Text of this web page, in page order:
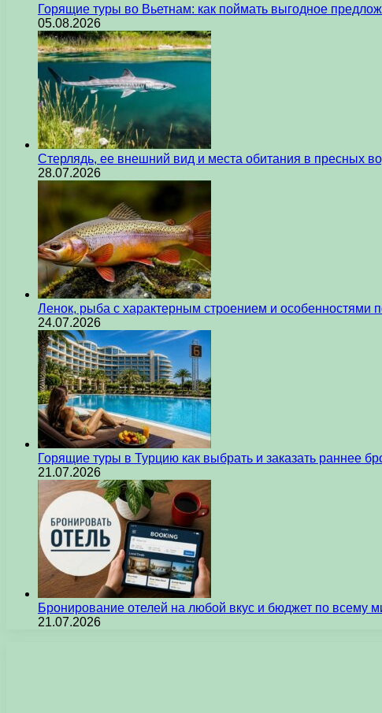
Горящие туры во Вьетнам: как поймать выгодное
05.08.2026
Стерлядь, ее внешний вид и места обитания в пресных
28.07.2026
Ленок, рыба с характерным строением и особенностями
24.07.2026
Горящие туры в Турцию как выбрать и заказать раннее
21.07.2026
Бронирование отелей на любой вкус и бюджет по всему
21.07.2026